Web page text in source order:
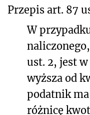
Przepis art. 87
W
ust. 2, jest
wyższa od
podatnik
różnicę